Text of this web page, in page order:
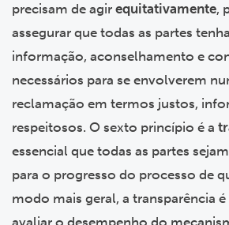
precisam de agir equitativamente,
assegurar que todas as partes
informação, aconselhamento e
necessários para se envolverem
reclamação em termos justos,
respeitosos. O sexto princípio é a
essencial que todas as partes
para o progresso do processo de
modo mais geral, a transparência é